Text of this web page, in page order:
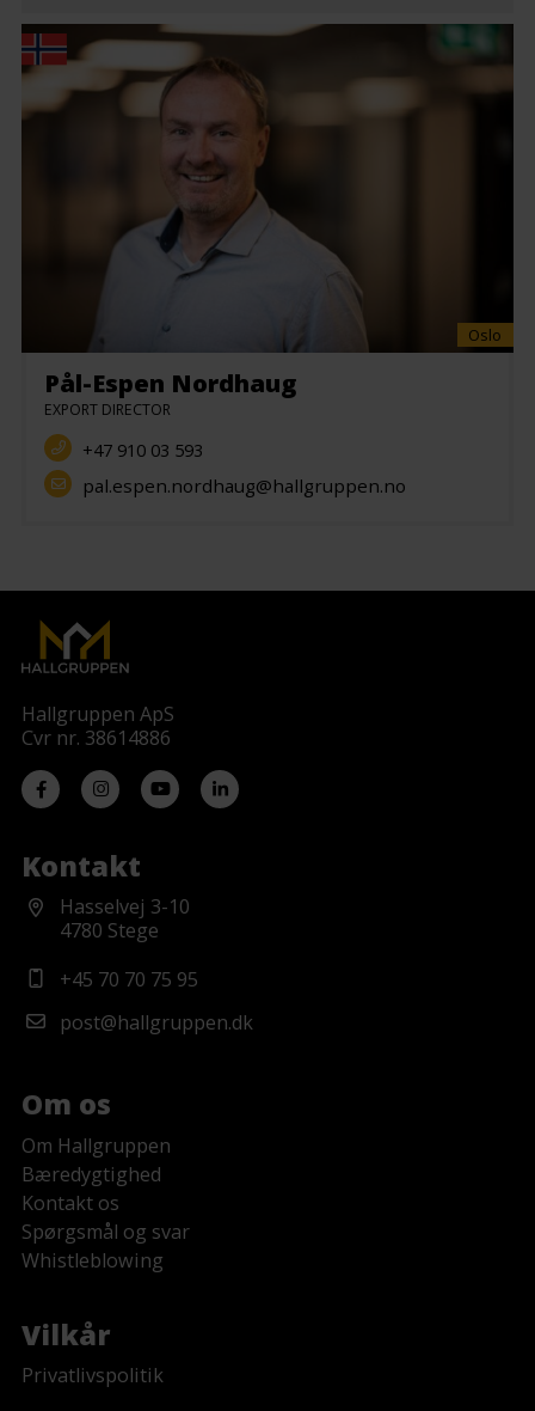
Oslo
Pål-Espen Nordhaug
EXPORT DIRECTOR
+47 910 03 593
pal.espen.nordhaug@hallgruppen.no
Hallgruppen ApS
Cvr nr. 38614886
Kontakt
Hasselvej 3-10
4780 Stege
+45 70 70 75 95
post@hallgruppen.dk
Om os
Om Hallgruppen
Bæredygtighed
Kontakt os
Spørgsmål og svar
Whistleblowing
Vilkår
Privatlivspolitik